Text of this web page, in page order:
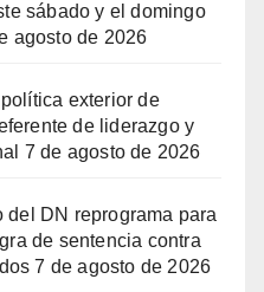
sábado y el domingo
agosto de 2026
exterior de
de liderazgo y
7 de agosto de 2026
DN reprograma para
de sentencia contra
7 de agosto de 2026